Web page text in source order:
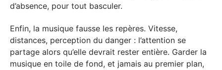
d’absence, pour tout basculer.
Enfin, la musique fausse les repères. Vitesse,
distances, perception du danger : l’attention se
partage alors qu’elle devrait rester entière. Garder la
musique en toile de fond, et jamais au premier plan,